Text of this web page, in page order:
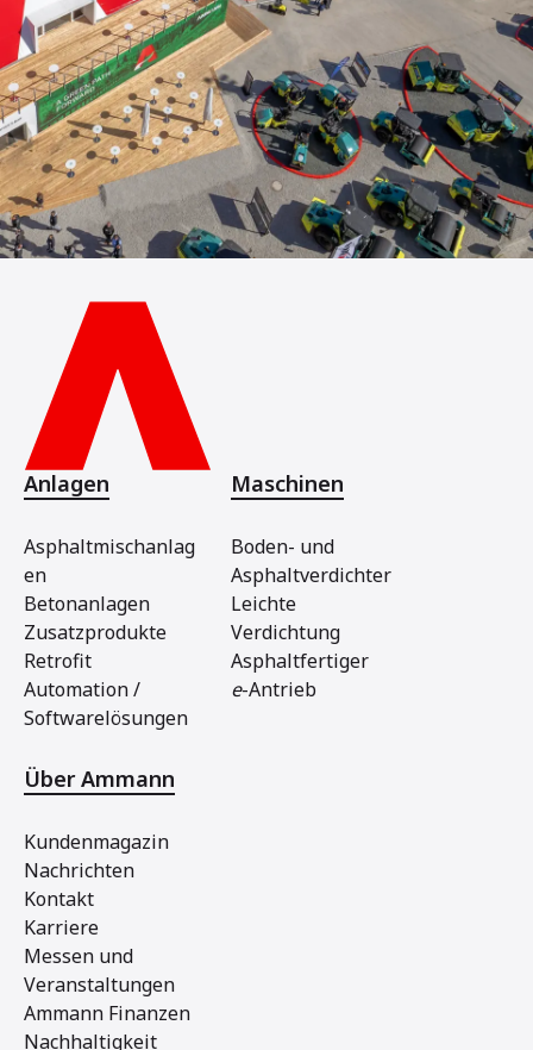
Anlagen
Asphaltmischanlag
en
Betonanlagen
Zusatzprodukte
Retrofit
Automation /
Softwarelösungen
Maschinen
Boden- und
Asphaltverdichter
Leichte
Verdichtung
Asphaltfertiger
e-Antrieb
Über Ammann
Kundenmagazin
Nachrichten
Kontakt
Karriere
Messen und
Veranstaltungen
Ammann Finanzen
Nachhaltigkeit